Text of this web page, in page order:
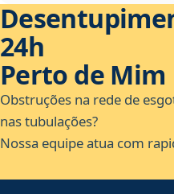
24h
Perto de Mim
Obstruções na rede de
nas tubulações?
Nossa equipe atua com